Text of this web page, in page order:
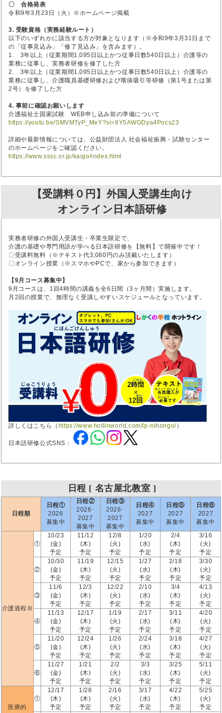
〇 合格発表
令和9年3月23日（火）※ホームページ掲載
3. 受験資格（実務経験ルート）
以下のいずれかに該当する方が対象となります（※令和9年3月31日まで
の「従事見込み」「修了見込み」を含みます）。
1. 3年以上（従業期間1,095日以上かつ従事日数540日以上）介護等の
業務に従事し、実務者研修を修了した方
2. 3年以上（従業期間1,095日以上かつ従事日数540日以上）介護等の
業務に従事し、介護職員基礎研修および喀痰吸引等研修（第1号または第
2号）を修了した方
4. 事前に確認お願いします
介護福祉士国家試験 WEB申し込み前の準備について
https://youtu.be/SMVMTyP_MeY?si=9Y5AWGDya4Pocs23
詳細や最新情報については、公益財団法人 社会福祉振興・試験センター
のホームページをご確認ください。
https://www.sssc.or.jp/kaigo/index.html
【受講料０円】外国人受講生向け
オンライン日本語研修
実務者研修の外国人受講生・卒業生限定で、
介護の基礎や専門用語が学べる日本語研修を【無料】で開催中です！
〇受講料無料（※テキスト代3,080円のみ頂戴いたします）
〇オンライン授業（※スマホやPCで、家から参加できます）
【9月コース募集中】
9月コースは、1回4時間の講義を全6日間（3ヶ月間）実施します。
月2回の授業で、無理なく受講しやすいスケジュールとなっています。
詳しくはこちら（ https://www.hotlinworld.com/lp-nihongo/）
日本語研修公式SNS：
日程 [ 名古屋北教室 ]
日程順
日程①
2026
募集中
日程②
2026･
2027
募集中
日程③
2026･
2027
募集中
日程④
2027
募集中
日程⑤
2027
募集中
日程⑥
2027
募集中
介護過程Ⅲ
①
10/23
(金)
予定
11/12
(木)
予定
12/8
(火)
予定
1/20
(水)
予定
2/4
(木)
予定
3/16
(火)
予定
②
10/30
(金)
予定
11/19
(木)
予定
12/15
(火)
予定
1/27
(水)
予定
2/18
(木)
予定
3/30
(火)
予定
③
11/6
(金)
予定
12/3
(木)
予定
12/22
(火)
予定
2/10
(水)
予定
3/4
(木)
予定
4/13
(火)
予定
④
11/13
(金)
予定
12/17
(木)
予定
1/19
(火)
予定
2/17
(水)
予定
3/11
(木)
予定
4/20
(火)
予定
⑤
11/20
(金)
予定
12/24
(木)
予定
1/26
(火)
予定
2/24
(水)
予定
3/18
(木)
予定
4/27
(火)
予定
⑥
11/27
(金)
予定
1/21
(木)
予定
2/2
(火)
予定
3/3
(水)
予定
3/25
(木)
予定
5/11
(火)
予定
医療的
①
12/17
(木)
予定
1/28
(木)
予定
2/16
(火)
予定
3/17
(水)
予定
4/22
(木)
予定
5/25
(火)
予定